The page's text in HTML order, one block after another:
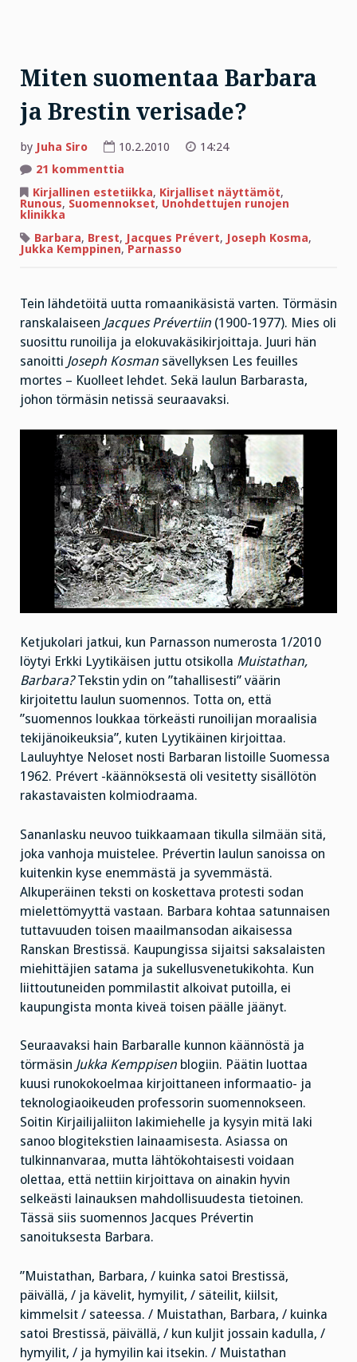
Miten suomentaa Barbara
ja Brestin verisade?
by Juha Siro 10.2.2010
14:24
21 kommenttia
suomentaa
Barbara
verisade?
Kirjallinen estetiikka, Kirjalliset näyttämöt,
Runous, Suomennokset, Unohdettujen runojen
klinikka
Barbara, Brest, Jacques Prévert, Joseph Kosma,
Jukka Kemppinen,Parnasso
Tein lähdetöitä uutta romaanikäsistä varten. Törmäsin
ranskalaiseen Jacques Prévertiin (1900-1977). Mies oli
suosittu runoilija ja elokuvakäsikirjoittaja. Juuri hän
sanoitti Joseph Kosman sävellyksen Les feuilles
mortes – Kuolleet lehdet. Sekä laulun Barbarasta,
johon törmäsin netissä seuraavaksi.
Ketjukolari jatkui, kun Parnasson numerosta 1/2010
löytyi Erkki Lyytikäisen juttu otsikolla Muistathan,
Barbara?Tekstin ydin on ”tahallisesti” väärin
kirjoitettu laulun suomennos. Totta on, että
”suomennos loukkaa törkeästi runoilijan moraalisia
tekijänoikeuksia”, kuten Lyytikäinen kirjoittaa.
Lauluyhtye Neloset nosti Barbaran listoille Suomessa
1962. Prévert -käännöksestä oli vesitetty sisällötön
rakastavaisten kolmiodraama.
Sananlasku neuvoo tuikkaamaan tikulla silmään sitä,
joka vanhoja muistelee. Prévertin laulun sanoissa on
kuitenkin kyse enemmästä ja syvemmästä.
Alkuperäinen teksti on koskettava protesti sodan
mielettömyyttä vastaan. Barbara kohtaa satunnaisen
tuttavuuden toisen maailmansodan aikaisessa
Ranskan Brestissä. Kaupungissa sijaitsi saksalaisten
miehittäjien satama ja sukellusvenetukikohta. Kun
liittoutuneiden pommilastit alkoivat putoilla, ei
kaupungista monta kiveä toisen päälle jäänyt.
Seuraavaksi hain Barbaralle kunnon käännöstä ja
törmäsin Jukka Kemppisen blogiin. Päätin luottaa
kuusi runokokoelmaa kirjoittaneen informaatio- ja
teknologiaoikeuden professorin suomennokseen.
Soitin Kirjailijaliiton lakimiehelle ja kysyin mitä laki
sanoo blogitekstien lainaamisesta. Asiassa on
tulkinnanvaraa, mutta lähtökohtaisesti voidaan
olettaa, että nettiin kirjoittava on ainakin hyvin
selkeästi lainauksen mahdollisuudesta tietoinen.
Tässä siis suomennos Jacques Prévertin
sanoituksesta Barbara.
”Muistathan, Barbara, / kuinka satoi Brestissä,
päivällä, / ja kävelit, hymyilit, / säteilit, kiilsit,
kimmelsit / sateessa. / Muistathan, Barbara, / kuinka
satoi Brestissä, päivällä, / kun kuljit jossain kadulla, /
hymyilit, / ja hymyilin kai itsekin. / Muistathan